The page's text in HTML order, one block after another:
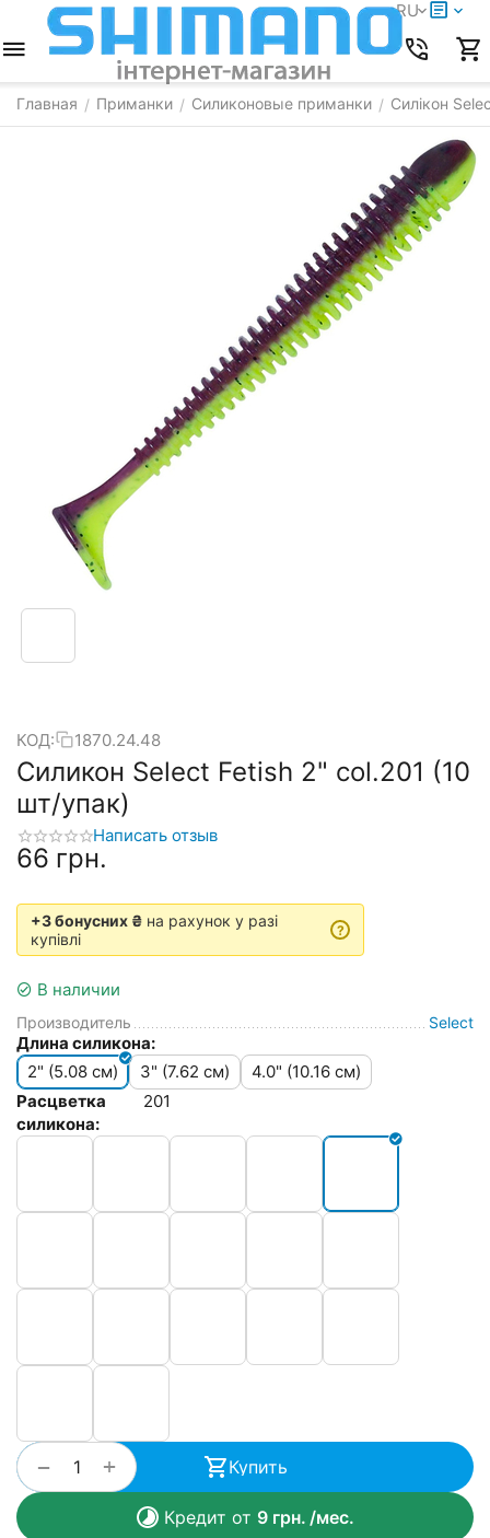
RU
Главная / Приманки / Силиконовые приманки / Силікон
КОД: 1870.24.48
Силикон Select Fetish 2" col.201 (10
шт/упак)
Написать отзыв
‍66‍ грн.
+3 бонусних ₴ на рахунок у разі
купівлі
?
В наличии
Производитель Select
Длина силикона:
2" (5.08 см)
3" (7.62 см)
4.0" (10.16 см)
Расцветка
силикона:
201
+
− Купить
Кредит от 9грн. /мес.